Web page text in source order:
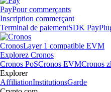
PayPour commerçants
Inscription commerçant
Terminal de paiementSDK Pay
CronosLayer 1 compatible EVM
Explorez Cronos
Cronos PoSCronos EVMCronos
Explorer
AffiliationInstitutionsGarde